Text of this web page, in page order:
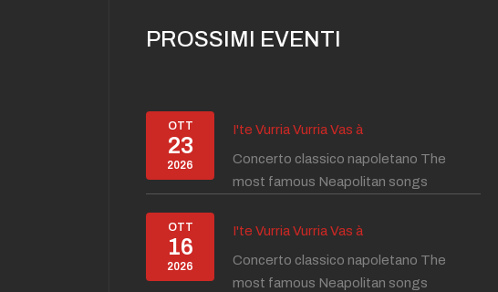
PROSSIMI EVENTI
OTT
23
2026
I'te Vurria Vurria Vas à
Concerto classico napoletano The
most famous Neapolitan songs
OTT
16
2026
I'te Vurria Vurria Vas à
Concerto classico napoletano The
most famous Neapolitan songs